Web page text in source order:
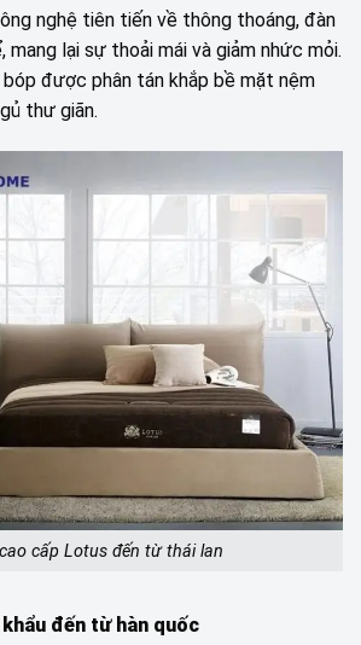
nghệ tiên tiến về thông thoáng, đàn
mang lại sự thoải mái và giảm nhức mỏi.
được phân tán khắp bề mặt nệm
thư giãn.
cấp Lotus đến từ thái lan
khẩu đến từ hàn quốc